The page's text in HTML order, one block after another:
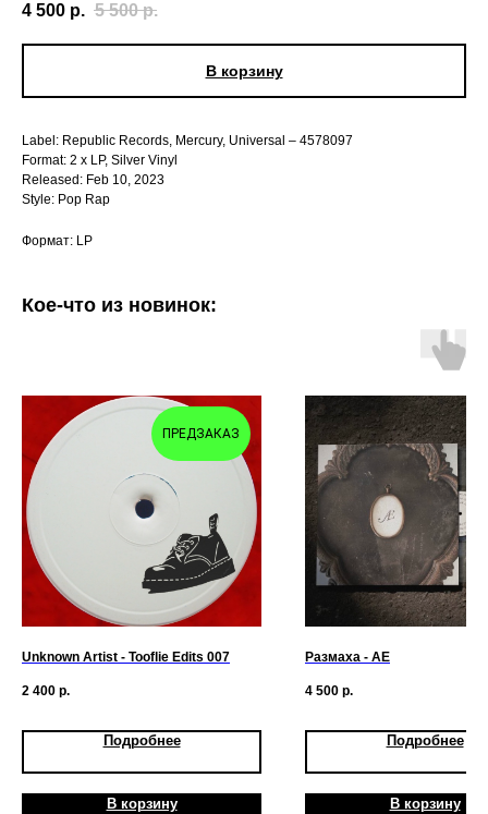
4 500 р. 5 500 р.
В корзину
Label: Republic Records, Mercury, Universal – 4578097
Format: 2 x LP, Silver Vinyl
Released: Feb 10, 2023
Style: Pop Rap
Формат: LP
Кое-что из новинок:
ПРЕДЗАКАЗ
Unknown Artist - Tooflie Edits 007
2 400 р.
Подробнее
В корзину
Размаха - АЕ
4 500 р.
Подробнее
В корзину